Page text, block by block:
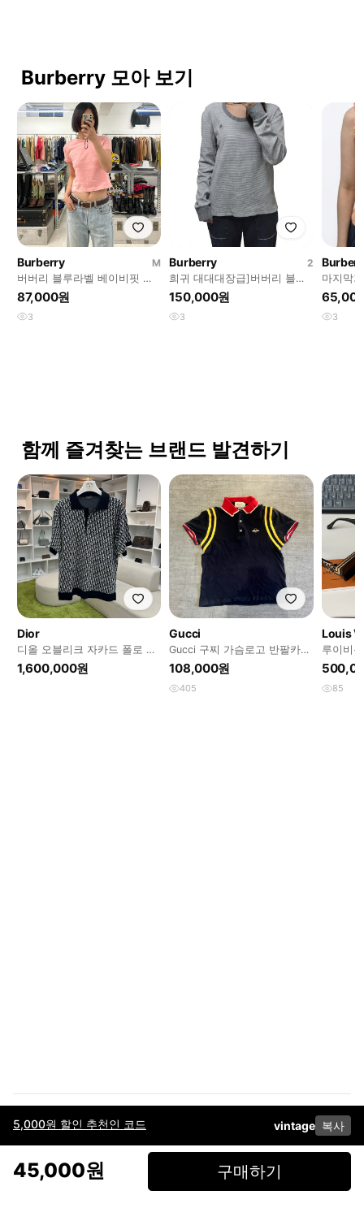
5,000원 할인 추천인 코드 vintage 복사
45,000원 구매하기
Burberry 모아 보기
Burberry
M
버버리 블루라벨 베이비핏 티
셔츠
87,000원
3
Burberry
2
희귀 대대대장급]버버리 블랙
라벨 로고 자수 스트라이프 롱
슬리브 🩶
150,000원
3
마지막
블루라
치베이
3
함께 즐겨찾는 브랜드 발견하기
Dior
디올 오블리크 자카드 폴로 카
라 티셔츠
1,600,000원
Gucci
Gucci 구찌 가슴로고 반팔카라
티셔츠
108,000원
405
Louis
루이비
글라스
85
이용약관고객센터판매개인정보 처리방침사업자 정보다운로드
페이스북